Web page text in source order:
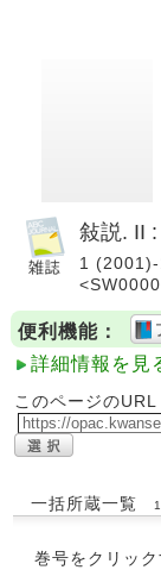
敍説. II
1
便利機能：
詳細情報を見
このページのURL
一括所蔵一覧
巻号をクリッ